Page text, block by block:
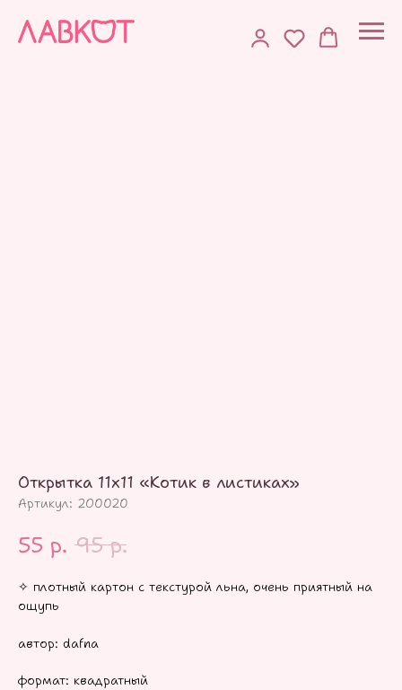
Открытка 11х11 «Котик в листиках»
Артикул: 200020
55 р. 95 р.
✧ плотный картон с текстурой льна, очень приятный на
ощупь
автор: dafna
формат: квадратный